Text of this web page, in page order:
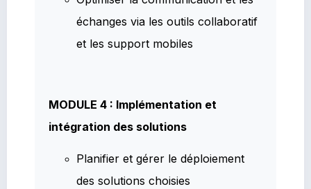
échanges via les outils collaboratif
et les support mobiles
MODULE 4 : Implémentation et
intégration des solutions
Planifier et gérer le déploiement
des solutions choisies